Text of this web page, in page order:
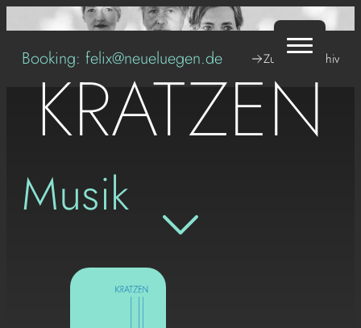
Inhalt
springen
KRATZEN
Booking: felix@neueluegen.de Zum Tourarchiv
Musik